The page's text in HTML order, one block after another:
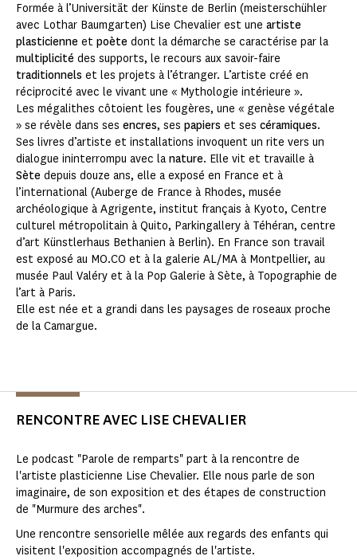
Formée à l’Universität der Künste de Berlin (meisterschühler
avec Lothar Baumgarten) Lise Chevalier est une artiste
plasticienne et poète dont la démarche se caractérise par la
multiplicité des supports, le recours aux savoir-faire
traditionnels et les projets à l’étranger. L’artiste créé en
réciprocité avec le vivant une « Mythologie intérieure ».
Les mégalithes côtoient les fougères, une « genèse végétale
» se révèle dans ses encres, ses papiers et ses céramiques.
Ses livres d’artiste et installations invoquent un rite vers un
dialogue ininterrompu avec la nature. Elle vit et travaille à
Sète depuis douze ans, elle a exposé en France et à
l’international (Auberge de France à Rhodes, musée
archéologique à Agrigente, institut français à Kyoto, Centre
culturel métropolitain à Quito, Parkingallery à Téhéran, centre
d’art Künstlerhaus Bethanien à Berlin). En France son travail
est exposé au MO.CO et à la galerie AL/MA à Montpellier, au
musée Paul Valéry et à la Pop Galerie à Sète, à Topographie de
l’art à Paris.
Elle est née et a grandi dans les paysages de roseaux proche
de la Camargue.
RENCONTRE AVEC LISE CHEVALIER
Le podcast "Parole de remparts" part à la rencontre de
l'artiste plasticienne Lise Chevalier. Elle nous parle de son
imaginaire, de son exposition et des étapes de construction
de "Murmure des arches".
Une rencontre sensorielle mêlée aux regards des enfants qui
visitent l'exposition accompagnés de l'artiste.